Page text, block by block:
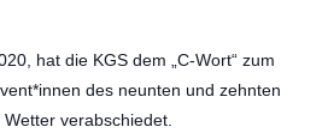
hat die KGS dem „C-Wort“ zum
des neunten und zehnten
verabschiedet.